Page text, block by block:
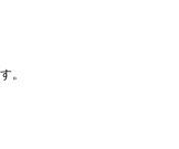
。